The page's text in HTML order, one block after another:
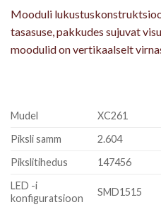
Mooduli
tasasuse, pakkudes sujuvat
moodulid on vertikaalselt
Mudel XC261
Piksli samm
2.604
Pikslitihedus
147456
LED -i
konfiguratsioon
SMD1515